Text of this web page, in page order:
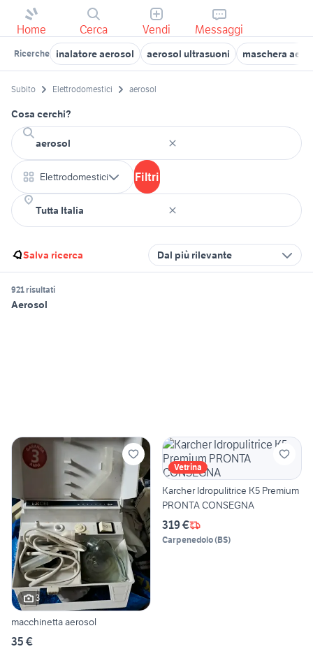
Home Cerca Vendi Messaggi
Ricerche inalatore aerosol aerosol ultrasuoni maschera
Subito Elettrodomestici aerosol
Cosa cerchi?
Elettrodomestici Filtri
Salva ricerca Dal più rilevante
921 risultati
Aerosol
3
macchinetta aerosol
35 €
Vetrina
Karcher Idropulitrice K5 Premium
PRONTA CONSEGNA
319 €
Carpenedolo(BS)